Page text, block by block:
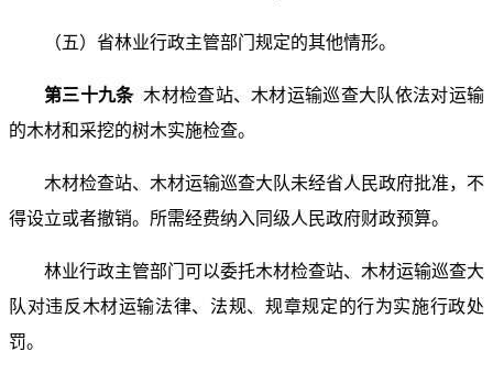
（五）省林业行政主管部门规定的其他情形。
第三十九条 木材检查站、木材运输巡查大队依法对运输
的木材和采挖的树木实施检查。
木材检查站、木材运输巡查大队未经省人民政府批准，不
得设立或者撤销。所需经费纳入同级人民政府财政预算。
林业行政主管部门可以委托木材检查站、木材运输巡查大
队对违反木材运输法律、法规、规章规定的行为实施行政处
罚。